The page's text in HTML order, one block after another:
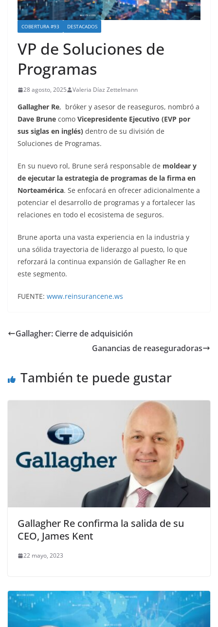
COBERTURA #93 DESTACADOS
VP de Soluciones de
Programas
28 agosto, 2025 Valeria Díaz Zettelmann
Gallagher Re, bróker y asesor de reaseguros, nombró a
Dave Brune como Vicepresidente Ejecutivo (EVP por
sus siglas en inglés) dentro de su división de
Soluciones de Programas.
En su nuevo rol, Brune será responsable de moldear y
de ejecutar la estrategia de programas de la firma en
Norteamérica. Se enfocará en ofrecer adicionalmente a
potenciar el desarrollo de programas y a fortalecer las
relaciones en todo el ecosistema de seguros.
Brune aporta una vasta experiencia en la industria y
una sólida trayectoria de liderazgo al puesto, lo que
reforzará la continua expansión de Gallagher Re en
este segmento.
FUENTE: www.reinsurancene.ws
Gallagher: Cierre de adquisición
Ganancias de reaseguradoras
También te puede gustar
Gallagher Re confirma la salida de su
CEO, James Kent
22 mayo, 2023